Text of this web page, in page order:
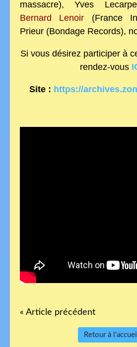
massacre), Yves
Bernard Lenoir (France
Prieur (Bondage Records),
Si vous désirez participer à
rendez-vous
Site : https://
« Article précédent
Retour à l'accueil